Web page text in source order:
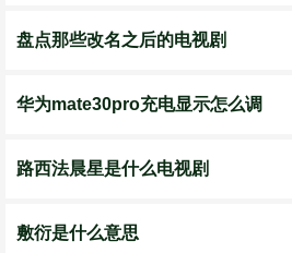
盘点那些改名之后的电视剧
华为mate30pro充电显示怎么调
路西法晨星是什么电视剧
敷衍是什么意思